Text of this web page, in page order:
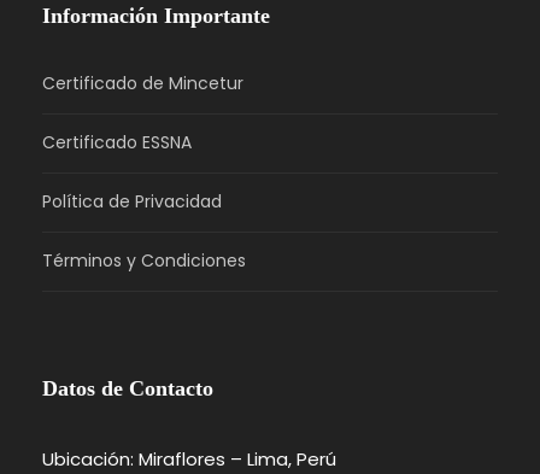
Información Importante
Certificado de Mincetur
Certificado ESSNA
Política de Privacidad
Términos y Condiciones
Datos de Contacto
Ubicación: Miraflores – Lima, Perú